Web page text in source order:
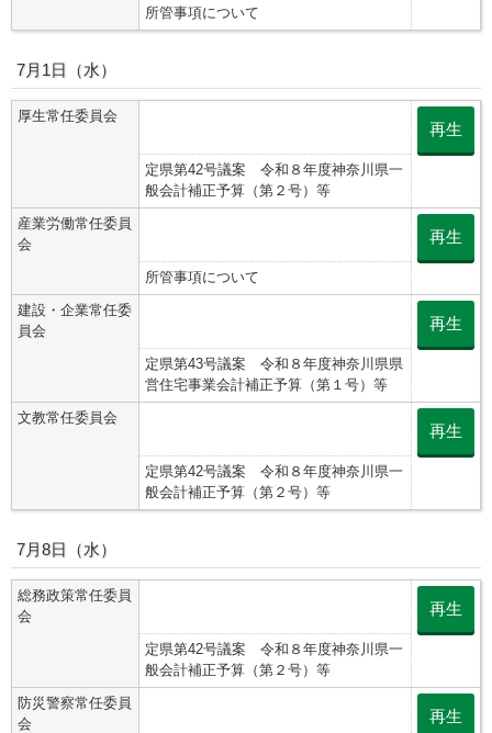
所管事項について
7月1日（水）
厚生常任委員会
定県第42号議案 令和８年度神奈川県一
般会計補正予算（第２号）等
再生
産業労働常任委員
会
所管事項について
再生
建設・企業常任委
員会
定県第43号議案 令和８年度神奈川県県
営住宅事業会計補正予算（第１号）等
再生
文教常任委員会
定県第42号議案 令和８年度神奈川県一
般会計補正予算（第２号）等
再生
7月8日（水）
総務政策常任委員
会
定県第42号議案 令和８年度神奈川県一
般会計補正予算（第２号）等
再生
防災警察常任委員
会
再生